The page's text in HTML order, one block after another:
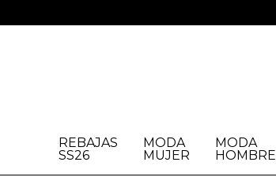
REBAJAS
SS26
MODA
MUJER
MODA
HOMBRE